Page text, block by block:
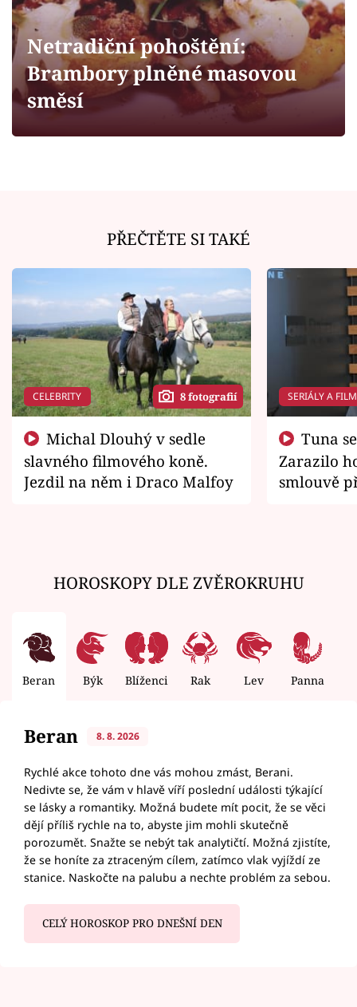
Sledujte prima+
Filmový festival Karlovy Vary
Sledujte nás
Netradiční pohoštění:
Brambory plněné masovou
směsí
PŘEČTĚTE SI TAKÉ
CELEBRITY 8 fotografií
slavného filmového koně.
Jezdil na něm i Draco Malfoy
SERIÁLY A
Zarazilo
smlouvě
HOROSKOPY DLE ZVĚROKRUHU
Beran Býk Blíženci Rak Lev Panna
Beran 8. 8. 2026
Rychlé akce tohoto dne vás mohou zmást, Berani.
Nedivte se, že vám v hlavě víří poslední události týkající
se lásky a romantiky. Možná budete mít pocit, že se věci
dějí příliš rychle na to, abyste jim mohli skutečně
porozumět. Snažte se nebýt tak analytičtí. Možná zjistíte,
že se honíte za ztraceným cílem, zatímco vlak vyjíždí ze
stanice. Naskočte na palubu a nechte problém za sebou.
CELÝ HOROSKOP PRO DNEŠNÍ DEN